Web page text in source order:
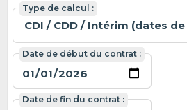
Type de calcul :
Date de début du contrat :
Date de fin du contrat :